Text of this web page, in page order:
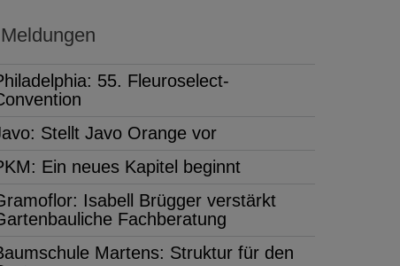
55. Fleuroselect-
Stellt Javo Orange vor
Ein neues Kapitel beginnt
Isabell Brügger verstärkt
Fachberatung
Martens: Struktur für den